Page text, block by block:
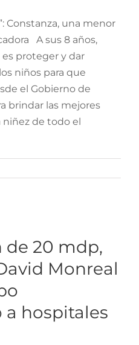
Constanza, una menor
A sus 8 años,
proteger y dar
niños para que
el Gobierno de
brindar las mejores
niñez de todo el
a hospitales
de 20 mdp,
Monreal
a hospitales